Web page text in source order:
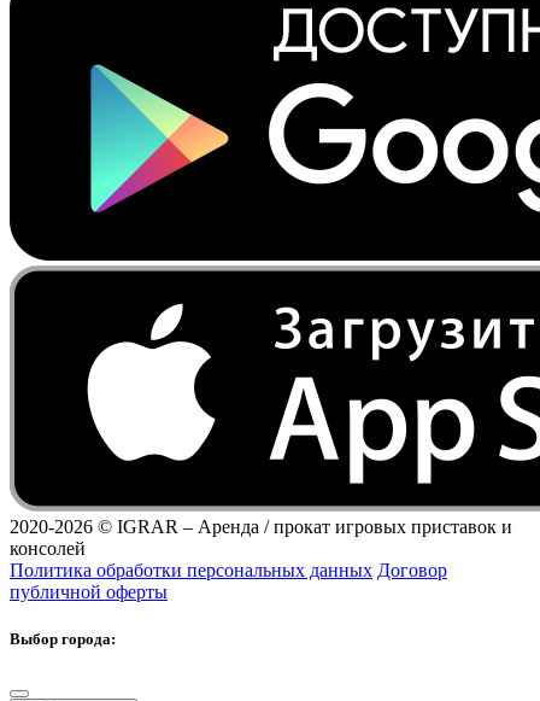
2020-2026 © IGRAR – Аренда / прокат игровых приставок и
консолей
Политика обработки персональных данных Договор
публичной оферты
Выбор города: